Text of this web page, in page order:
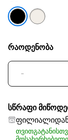
რაოდენობა
-
სწრაფი
ფილიალიდან